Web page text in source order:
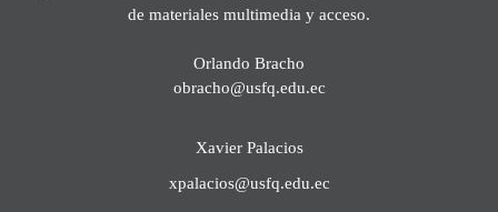
de materiales multimedia y acceso.
Orlando Bracho
obracho@usfq.edu.ec
Xavier Palacios
xpalacios@usfq.edu.ec